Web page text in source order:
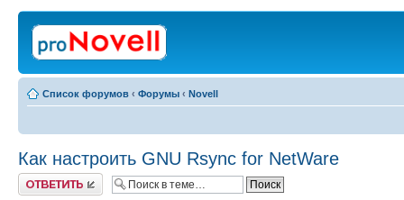
Список форумов ‹ Форумы ‹ Novell
Как настроить GNU Rsync for NetWare
Ответить